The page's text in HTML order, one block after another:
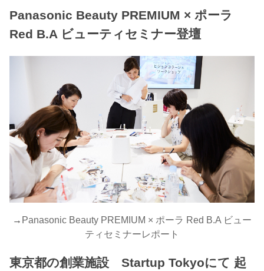
Panasonic Beauty PREMIUM × ポーラ
Red B.A ビューティセミナー登壇
→ Panasonic Beauty PREMIUM × ポーラ Red B.A ビュー
ティセミナーレポート
東京都の創業施設 Startup Tokyoにて 起